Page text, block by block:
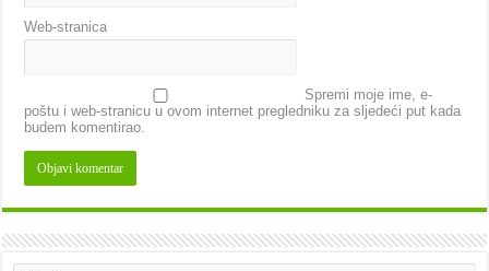
Web-stranica
Spremi moje ime, e-
poštu i web-stranicu u ovom internet pregledniku za sljedeći put kada
budem komentirao.